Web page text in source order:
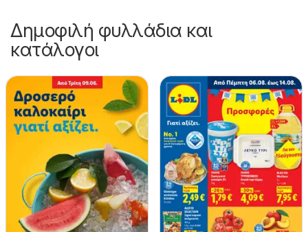
Δημοφιλή φυλλάδια και
κατάλογοι